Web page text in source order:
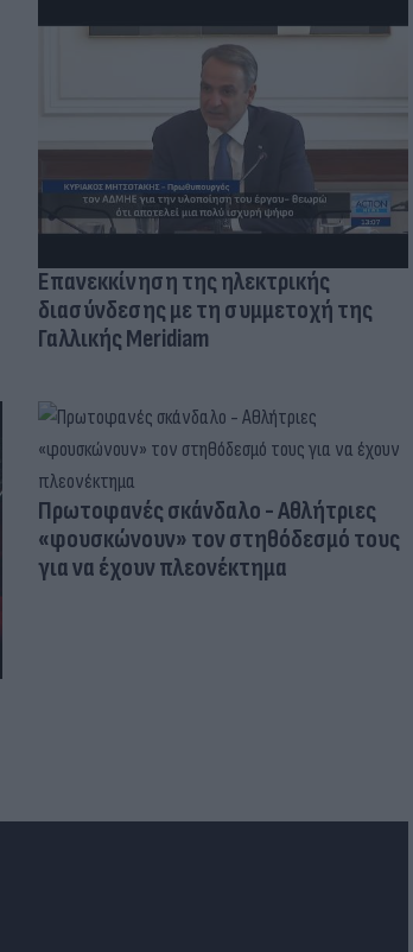
Επανεκκίνηση της ηλεκτρικής
διασύνδεσης με τη συμμετοχή της
Γαλλικής Meridiam
Πρωτοφανές σκάνδαλο - Aθλήτριες
«φουσκώνουν» τον στηθόδεσμό τους
για να έχουν πλεονέκτημα